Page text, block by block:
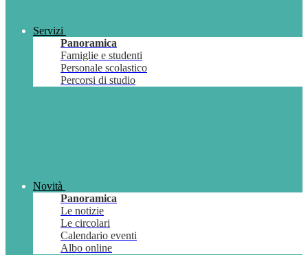
Servizi
Panoramica
Famiglie e studenti
Personale scolastico
Percorsi di studio
Novità
Panoramica
Le notizie
Le circolari
Calendario eventi
Albo online